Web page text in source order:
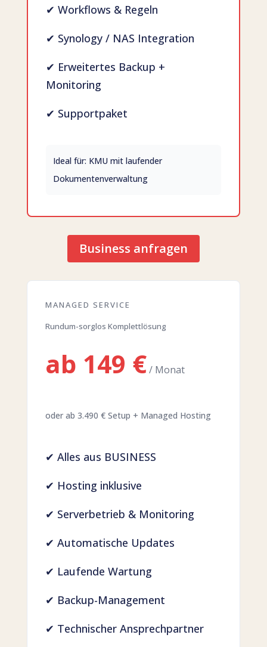
✔ Workflows & Regeln
✔ Synology / NAS Integration
✔ Erweitertes Backup +
Monitoring
✔ Supportpaket
Ideal für: KMU mit laufender
Dokumentenverwaltung
Business anfragen
MANAGED SERVICE
Rundum-sorglos Komplettlösung
ab 149 €/ Monat
oder ab 3.490 € Setup + Managed Hosting
✔ Alles aus BUSINESS
✔ Hosting inklusive
✔ Serverbetrieb & Monitoring
✔ Automatische Updates
✔ Laufende Wartung
✔ Backup-Management
✔ Technischer Ansprechpartner